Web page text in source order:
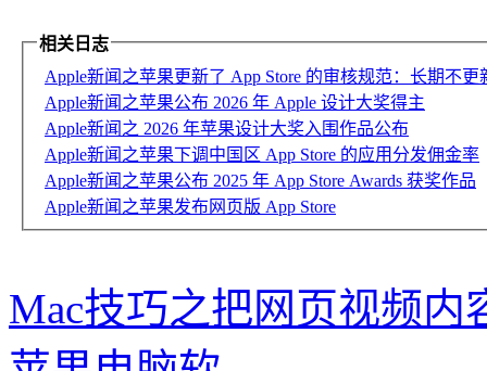
相关日志
Apple新闻之苹果更新了 App Store 的审核规范：长期不
Apple新闻之苹果公布 2026 年 Apple 设计大奖得主
Apple新闻之 2026 年苹果设计大奖入围作品公布
Apple新闻之苹果下调中国区 App Store 的应用分发佣金率
Apple新闻之苹果公布 2025 年 App Store Awards 获奖作品
Apple新闻之苹果发布网页版 App Store
Mac技巧之把网页视频